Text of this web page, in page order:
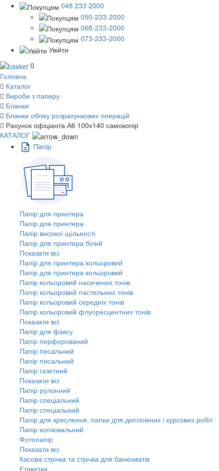
048 233 2000
050-233-2000
068-233-2000
073-233-2000
Увійти
0
Головна
Каталог
Вироби з паперу
Бланки
Бланки обліку розрахункових операцій
Рахунок офіціанта А6 100х140 самокопір
КАТАЛОГ
Пaпiр
Папір для принтера
Папір для принтера
Папір високої щільності
Папір для принтера білий
Показати всі
Папір для принтера кольоровий
Папір для принтера кольоровий
Папір кольоровий насичених тонів
Папір кольоровий пастельних тонів
Папір кольоровий середніх тонів
Папір кольоровий флуоресцентних тонів
Показати всі
Папір для факсу
Папір перфорований
Папір писальний
Папір писальний
Папір газетний
Показати всі
Папір рулонний
Папір спеціальний
Папір спеціальний
Папір для креслення, папки для дипломних і курсових робіт
Папір копіювальний
Фотопапір
Показати всі
Касова стрічка та стрічка для банкоматів
Етикетки